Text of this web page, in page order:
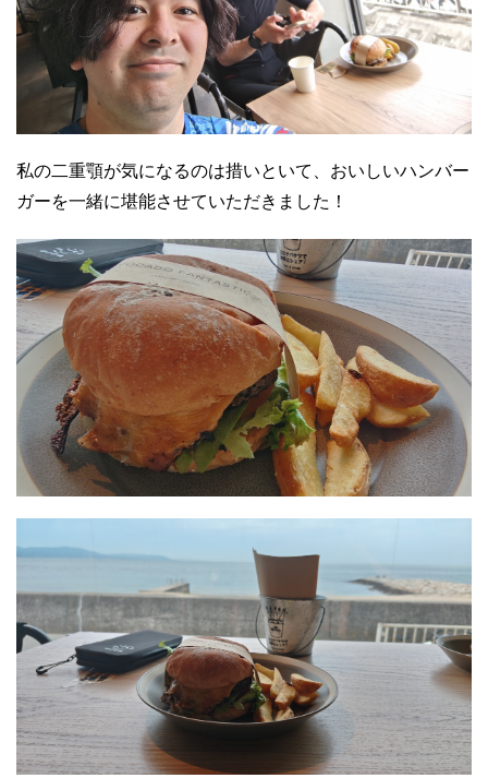
私の二重顎が気になるのは措いといて、おいしいハンバー
ガーを一緒に堪能させていただきました！